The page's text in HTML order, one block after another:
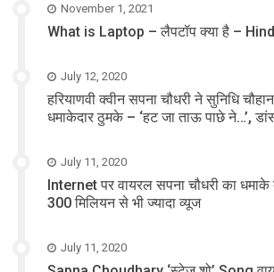
November 1, 2021
What is Laptop – लैपटॉप क्या है –
July 12, 2020
हरियाणवी क्वीन सपना चौधरी ने सुनिधि
धमाकेदार ठुमके – ‘हट जा ताऊ पाछे ने…’,
July 11, 2020
Internet पर वायरल सपना चौधरी का
300 मिलियन से भी ज्यादा व्यूज
July 11, 2020